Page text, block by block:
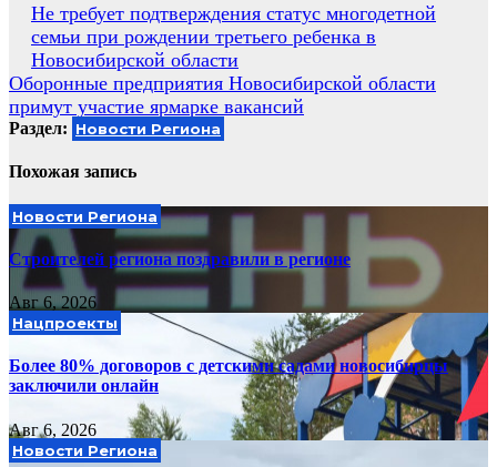
Навигация
по
записям
Не требует подтверждения статус многодетной
семьи при рождении третьего ребенка в
Новосибирской области
Оборонные предприятия Новосибирской области
примут участие ярмарке вакансий
Раздел: Новости Региона
Похожая запись
Новости Региона
Строителей региона поздравили в регионе
Авг 6, 2026
Нацпроекты
Более 80% договоров с детскими садами новосибирцы
заключили онлайн
Авг 6, 2026
Новости Региона